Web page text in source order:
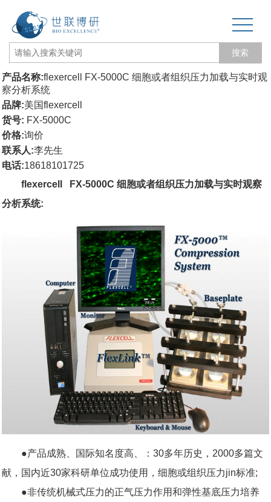
搜索
网站首页
经营品牌
科研委托·租赁
产品应用讲座会议
产品名称:flexercell FX-5000C 细胞或者组织压力加载与实时观
察分析系统
品牌:美国flexercell
货号: FX-5000C
价格:询价
联系人:李先生
电话:18618101725
flexercell FX-5000C 细胞或者组织压力加载与实时观察
分析系统:
●产品成熟、国际知名度高、：30多年历史，2000多篇文
献，国内近30家科研单位成功使用，细胞或组织压力jin标准;
●非传统机械式压力的正气压力作用和弹性基底压力培养